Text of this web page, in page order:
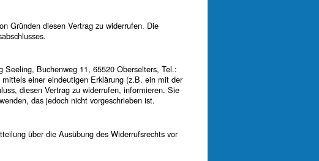
Gründen diesen Vertrag zu widerrufen. Die
Buchenweg 11, 65520 Oberselters, Tel.:
einer eindeutigen Erklärung (z.B. ein mit der
diesen Vertrag zu widerrufen, informieren. Sie
das jedoch nicht vorgeschrieben ist.
über die Ausübung des Widerrufsrechts vor